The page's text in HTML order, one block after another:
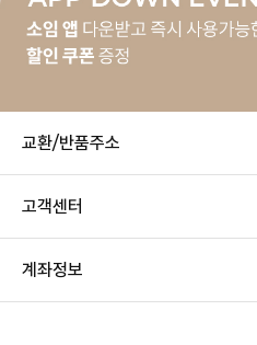
교환/반품주소
고객센터
계좌정보